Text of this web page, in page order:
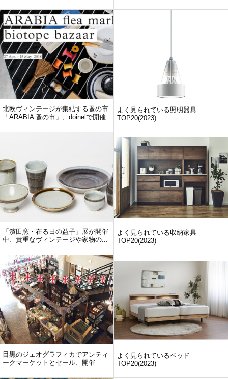
北欧ヴィンテージが集結する蚤の市
「ARABIA 蚤の市」、doinelで開催
「濱田窯・在る日の益子」展が開催
中、貴重なヴィンテージや家物の...
目黒のジェオグラフィカでアンティ
ークマーケットとセール、開催
よく見られている照明器具
TOP20(2023)
よく見られている収納家具
TOP20(2023)
よく見られているベッド
TOP20(2023)